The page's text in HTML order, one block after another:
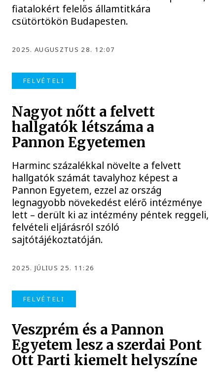
fiatalokért felelős államtitkára
csütörtökön Budapesten.
2025. AUGUSZTUS 28. 12:07
FELVÉTELI
Nagyot nőtt a felvett
hallgatók létszáma a
Pannon Egyetemen
Harminc százalékkal növelte a felvett
hallgatók számát tavalyhoz képest a
Pannon Egyetem, ezzel az ország
legnagyobb növekedést elérő intézménye
lett – derült ki az intézmény péntek reggeli,
felvételi eljárásról szóló
sajtótájékoztatóján.
2025. JÚLIUS 25. 11:26
FELVÉTELI
Veszprém és a Pannon
Egyetem lesz a szerdai Pont
Ott Parti kiemelt helyszíne